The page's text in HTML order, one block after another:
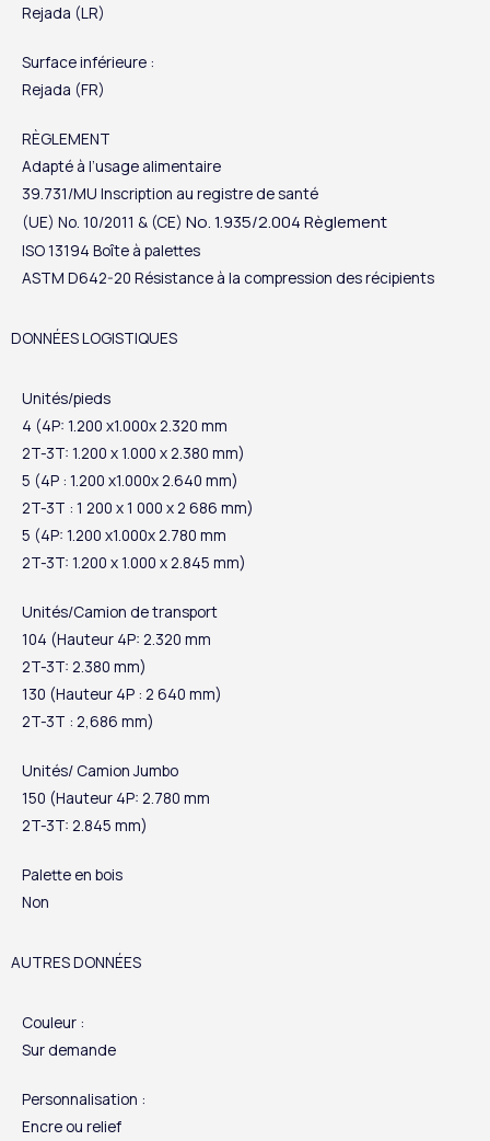
Rejada (LR)
Surface inférieure :
Rejada (FR)
RÈGLEMENT
Adapté à l’usage alimentaire
39.731/MU Inscription au registre de santé
(UE) No. 10/2011 & (CE) No. 1.935/2.004 Règlement
ISO 13194 Boîte à palettes
ASTM D642-20 Résistance à la compression des récipients
DONNÉES LOGISTIQUES
Unités/pieds
4 (4P: 1.200 x1.000x 2.320 mm
2T-3T: 1.200 x 1.000 x 2.380 mm)
5 (4P : 1.200 x1.000x 2.640 mm)
2T-3T : 1 200 x 1 000 x 2 686 mm)
5 (4P: 1.200 x1.000x 2.780 mm
2T-3T: 1.200 x 1.000 x 2.845 mm)
Unités/Camion de transport
104 (Hauteur 4P: 2.320 mm
2T-3T: 2.380 mm)
130 (Hauteur 4P : 2 640 mm)
2T-3T : 2,686 mm)
Unités/ Camion Jumbo
150 (Hauteur 4P: 2.780 mm
2T-3T: 2.845 mm)
Palette en bois
Non
AUTRES DONNÉES
Couleur :
Sur demande
Personnalisation :
Encre ou relief